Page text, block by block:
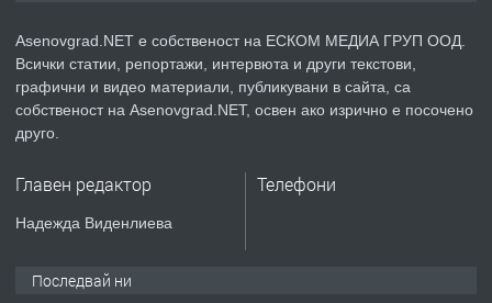
преди 2 години
ПРЕДЛАГА
Давам индивидуалани уроци по
Asenovgrad.NET е собственост на ЕСКОМ МЕДИА ГРУП ООД.
Всички статии, репортажи, интервюта и други текстови,
графични и видео материали, публикувани в сайта, са
собственост на Asenovgrad.NET, освен ако изрично е посочено
друго.
Главен редактор
Надежда Виденлиева
Телефони
Последвай ни